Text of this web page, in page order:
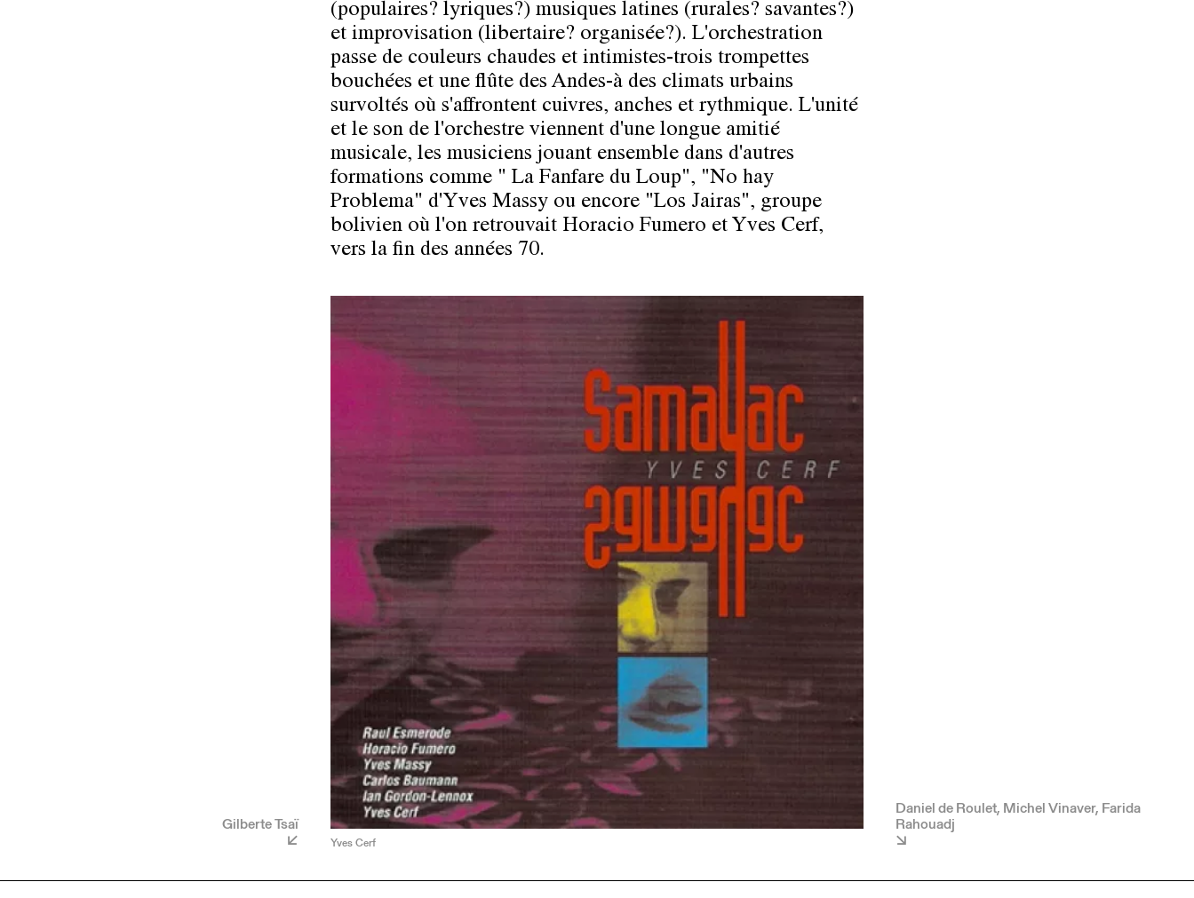
Gilberte Tsaï
(populaires? lyriques?) musiques latines (rurales? savantes?)
et improvisation (libertaire? organisée?). L'orchestration
passe de couleurs chaudes et intimistes-trois trompettes
bouchées et une flûte des Andes-à des climats urbains
survoltés où s'affrontent cuivres, anches et rythmique. L'unité
et le son de l'orchestre viennent d'une longue amitié
musicale, les musiciens jouant ensemble dans d'autres
formations comme " La Fanfare du Loup", "No hay
Problema" d'Yves Massy ou encore "Los Jairas", groupe
bolivien où l'on retrouvait Horacio Fumero et Yves Cerf,
vers la fin des années 70.
Yves Cerf
Daniel de Roulet, Michel Vinaver, Farida
Rahouadj